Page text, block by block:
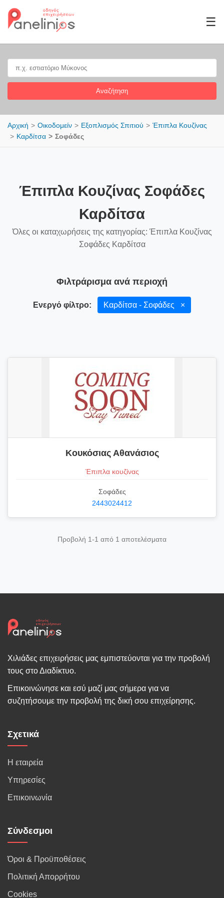
☰
Αναζήτηση
Αρχική Οικοδομείν Εξοπλισμός Σπιτιού
Έπιπλα Κουζίνας
Καρδίτσα
Σοφάδες
Έπιπλα Κουζίνας Σοφάδες
Καρδίτσα
Όλες οι καταχωρήσεις της κατηγορίας: Έπιπλα Κουζίνας
Σοφάδες Καρδίτσα
Φιλτράρισμα ανά περιοχή
Ενεργό φίλτρο: Καρδίτσα - Σοφάδες ×
Κουκόσιας Αθανάσιος
Έπιπλα κουζίνας
Σοφάδες
2443024412
Προβολή 1-1 από 1 αποτελέσματα
Χιλιάδες επιχειρήσεις μας εμπιστεύονται για την προβολή
τους στο Διαδίκτυο.
Επικοινώνησε και εσύ μαζί μας σήμερα για να
συζητήσουμε την προβολή της δική σου επιχείρησης.
Σχετικά
Η εταιρεία
Υπηρεσίες
Επικοινωνία
Σύνδεσμοι
Όροι & Προϋποθέσεις
Πολιτική Απορρήτου
Cookies